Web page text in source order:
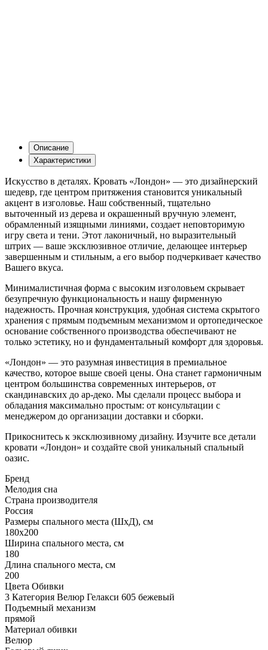
Описание
Характеристики
Искусство в деталях. Кровать «Лондон» — это дизайнерский
шедевр, где центром притяжения становится уникальный
акцент в изголовье. Наш собственный, тщательно
выточенный из дерева и окрашенный вручную элемент,
обрамленный изящными линиями, создает неповторимую
игру света и тени. Этот лаконичный, но выразительный
штрих — ваше эксклюзивное отличие, делающее интерьер
завершенным и стильным, а его выбор подчеркивает качество
Вашего вкуса.
Минималистичная форма с высоким изголовьем скрывает
безупречную функциональность и нашу фирменную
надежность. Прочная конструкция, удобная система скрытого
хранения с прямым подъемным механизмом и ортопедическое
основание собственного производства обеспечивают не
только эстетику, но и фундаментальный комфорт для здоровья.
«Лондон» — это разумная инвестиция в премиальное
качество, которое выше своей цены. Она станет гармоничным
центром большинства современных интерьеров, от
скандинавских до ар-деко. Мы сделали процесс выбора и
обладания максимально простым: от консультации с
менеджером до организации доставки и сборки.
Прикоснитесь к эксклюзивному дизайну. Изучите все детали
кровати «Лондон» и создайте свой уникальный спальный
оазис.
Бренд
Мелодия сна
Страна производителя
Россия
Размеры спального места (ШхД), см
180х200
Ширина спального места, см
180
Длина спального места, см
200
Цвета Обивки
3 Категория Велюр Гелакси 605 бежевый
Подъемный механизм
прямой
Материал обивки
Велюр